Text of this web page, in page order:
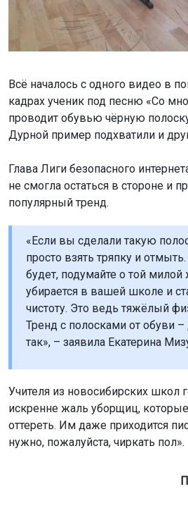
Всё началось с одного видео в
кадрах ученик под песню «Со
проводит обувью чёрную
Дурной пример подхватили и
Глава Лиги безопасного
не смогла остаться в стороне и
популярный тренд.
«Если вы сделали такую
просто взять тряпку и
будет, подумайте о той
убирается в вашей школе и
чистоту. Это ведь тяжёлый
Тренд с полосками от обуви
так», – заявила Екатерина
Учителя из новосибирских школ
искренне жаль уборщиц,
оттереть. Им даже приходится
нужно, пожалуйста, чиркать пол».